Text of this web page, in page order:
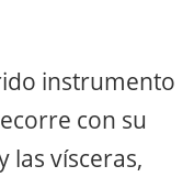
instrumento
con su
las vísceras,